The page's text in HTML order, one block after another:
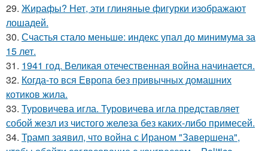
29. Жирафы? Нет, эти глиняные фигурки изображают
лошадей.
30. Счастья стало меньше: индекс упал до минимума за
15 лет.
31. 1941 год. Великая отечественная война начинается.
32. Когда-то вся Европа без привычных домашних
котиков жила.
33. Туровичева игла. Туровичева игла представляет
собой жезл из чистого железа без каких-либо примесей.
34. Трамп заявил, что война с Ираном "Завершена",